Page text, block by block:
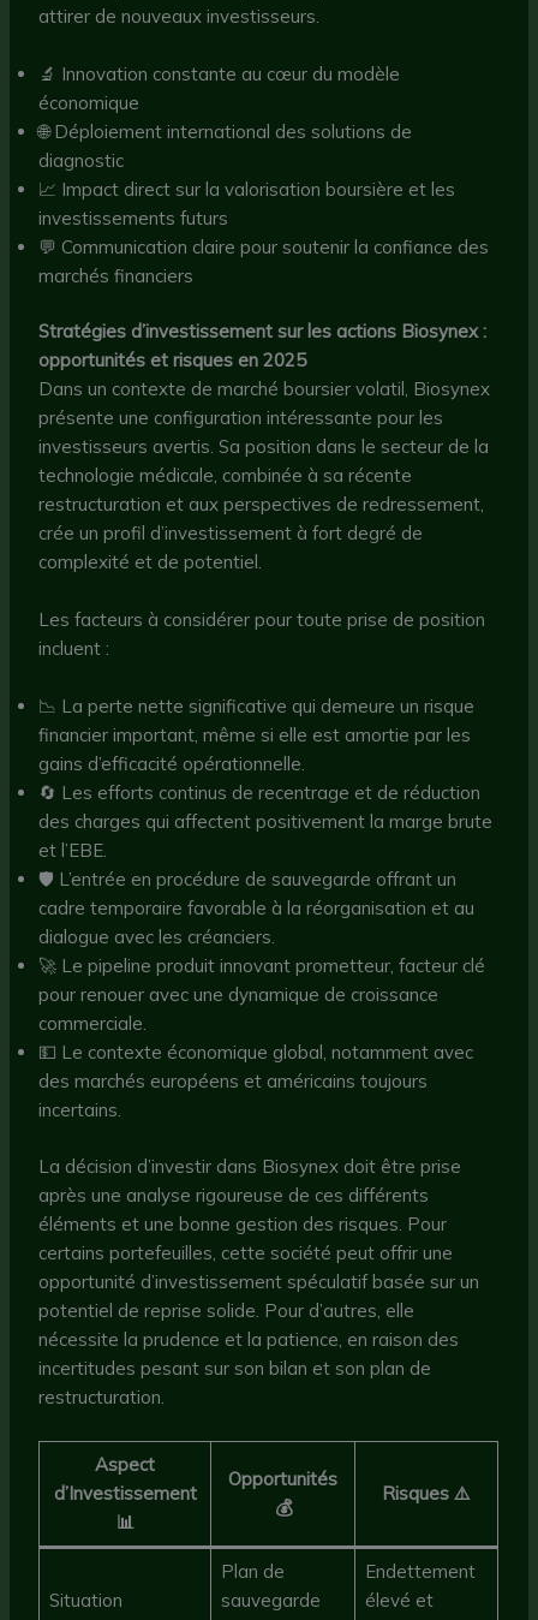
attirer de nouveaux investisseurs.
🔬 Innovation constante au cœur du modèle
économique
🌐 Déploiement international des solutions de
diagnostic
📈 Impact direct sur la valorisation boursière et les
investissements futurs
💬 Communication claire pour soutenir la confiance des
marchés financiers
Stratégies d’investissement sur les actions Biosynex :
opportunités et risques en 2025
Dans un contexte de marché boursier volatil, Biosynex
présente une configuration intéressante pour les
investisseurs avertis. Sa position dans le secteur de la
technologie médicale, combinée à sa récente
restructuration et aux perspectives de redressement,
crée un profil d’investissement à fort degré de
complexité et de potentiel.
Les facteurs à considérer pour toute prise de position
incluent :
📉 La perte nette significative qui demeure un risque
financier important, même si elle est amortie par les
gains d’efficacité opérationnelle.
🔄 Les efforts continus de recentrage et de réduction
des charges qui affectent positivement la marge brute
et l’EBE.
🛡️ L’entrée en procédure de sauvegarde offrant un
cadre temporaire favorable à la réorganisation et au
dialogue avec les créanciers.
🚀 Le pipeline produit innovant prometteur, facteur clé
pour renouer avec une dynamique de croissance
commerciale.
💵 Le contexte économique global, notamment avec
des marchés européens et américains toujours
incertains.
La décision d’investir dans Biosynex doit être prise
après une analyse rigoureuse de ces différents
éléments et une bonne gestion des risques. Pour
certains portefeuilles, cette société peut offrir une
opportunité d’investissement spéculatif basée sur un
potentiel de reprise solide. Pour d’autres, elle
nécessite la prudence et la patience, en raison des
incertitudes pesant sur son bilan et son plan de
restructuration.
Aspect
d’Investissement
📊
Opportunités
💰
Risques ⚠️
Situation
Plan de
sauvegarde
Endettement
élevé et